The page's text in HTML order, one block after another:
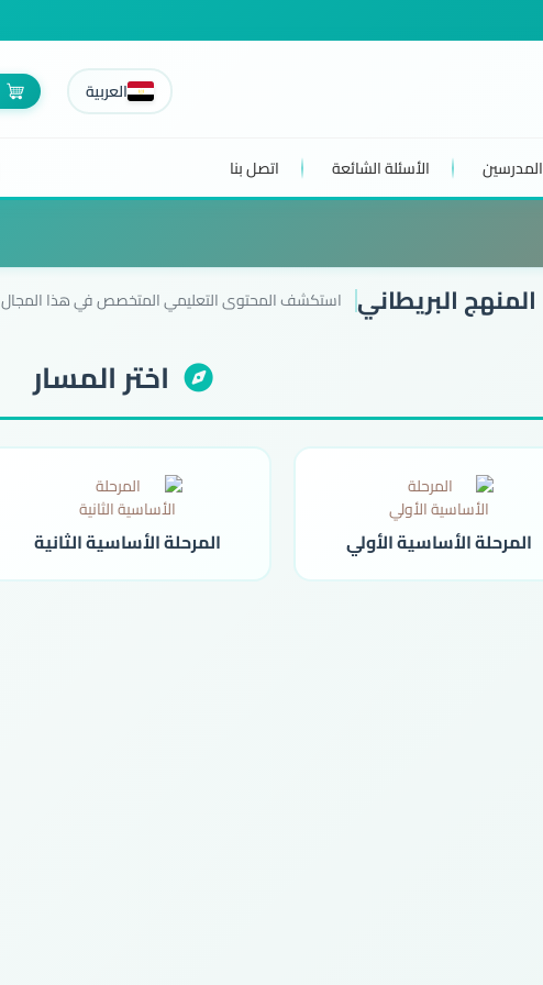
العربية
المدرسين الأسئلة الشائعة اتصل بنا
المنهج البريطاني استكشف المحتوى التعليمي المتخصص في هذا المجال
اختر المسار
المرحلة الأساسية الأولي المرحلة الأساسية الثانية